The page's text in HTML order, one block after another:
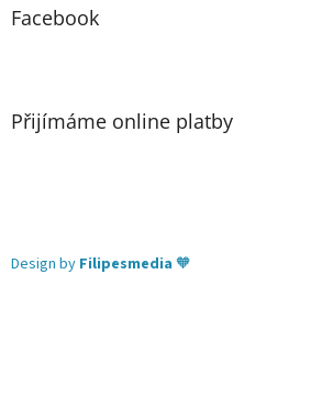
Facebook
Přijímáme online platby
Design by Filipesmedia 🧡